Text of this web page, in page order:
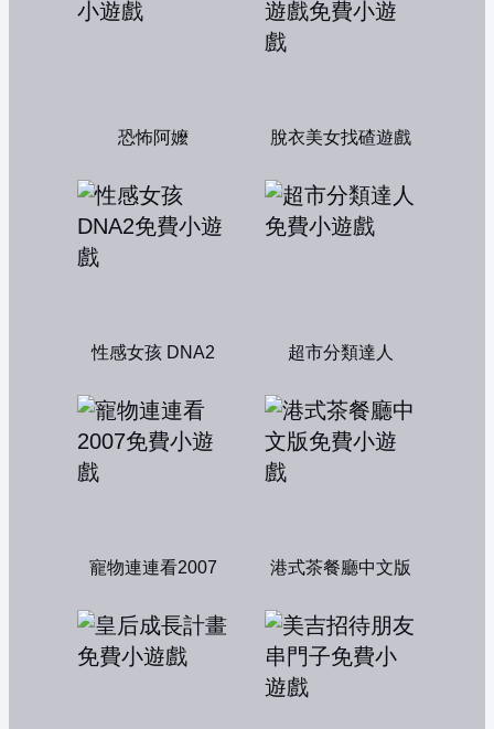
恐怖阿嬤 脫衣美女找碴遊戲
性感女孩 DNA2 超市分類達人
寵物連連看2007 港式茶餐廳中文版